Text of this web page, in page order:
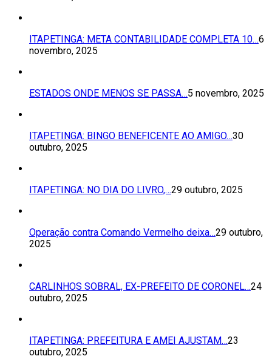
ITAPETINGA: META CONTABILIDADE COMPLETA 10…6
novembro, 2025
ESTADOS ONDE MENOS SE PASSA…5 novembro, 2025
ITAPETINGA: BINGO BENEFICENTE AO AMIGO…30
outubro, 2025
ITAPETINGA: NO DIA DO LIVRO,…29 outubro, 2025
Operação contra Comando Vermelho deixa…29 outubro,
2025
CARLINHOS SOBRAL, EX-PREFEITO DE CORONEL…24
outubro, 2025
ITAPETINGA: PREFEITURA E AMEI AJUSTAM…23
outubro, 2025